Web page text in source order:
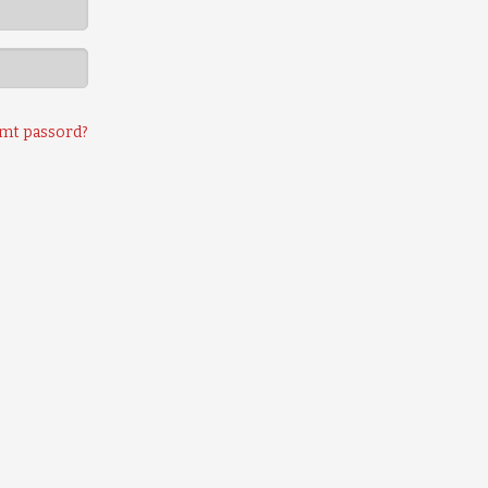
passord?